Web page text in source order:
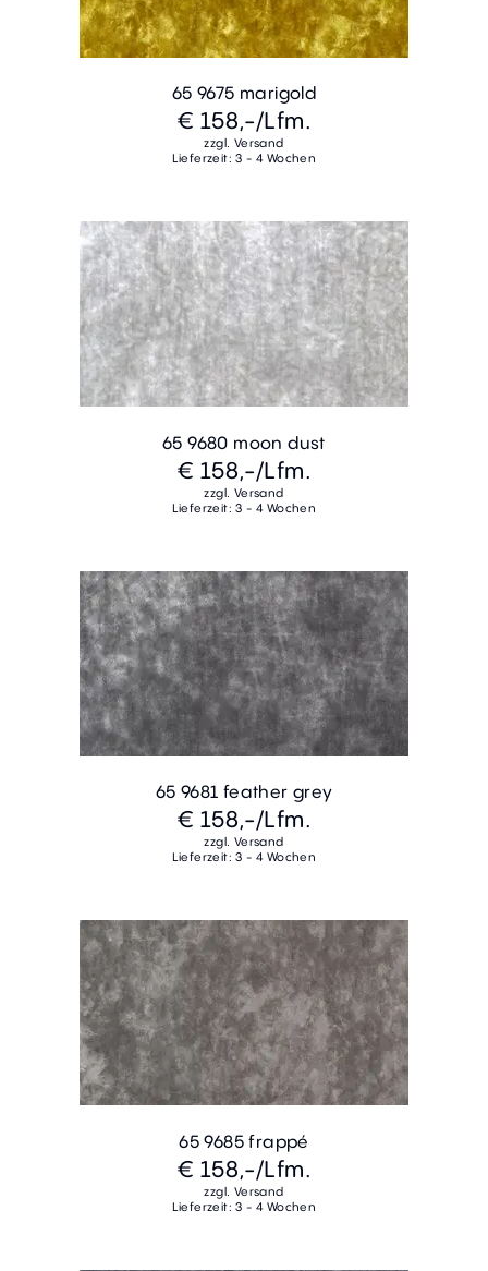
65 9675 marigold
€ 158,-/Lfm.
zzgl. Versand
Lieferzeit: 3 - 4 Wochen
65 9680 moon dust
€ 158,-/Lfm.
zzgl. Versand
Lieferzeit: 3 - 4 Wochen
65 9681 feather grey
€ 158,-/Lfm.
zzgl. Versand
Lieferzeit: 3 - 4 Wochen
65 9685 frappé
€ 158,-/Lfm.
zzgl. Versand
Lieferzeit: 3 - 4 Wochen